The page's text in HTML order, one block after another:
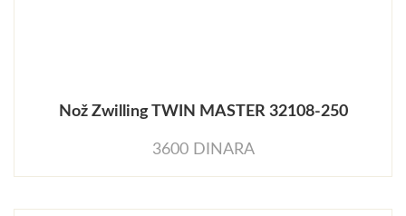
Nož Zwilling TWIN MASTER 32108-250
3600 DINARA